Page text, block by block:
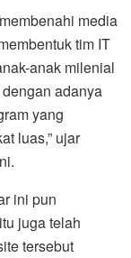
media
tim IT
anak milenial
adanya
yang
luas,” ujar
ini pun
juga telah
tersebut